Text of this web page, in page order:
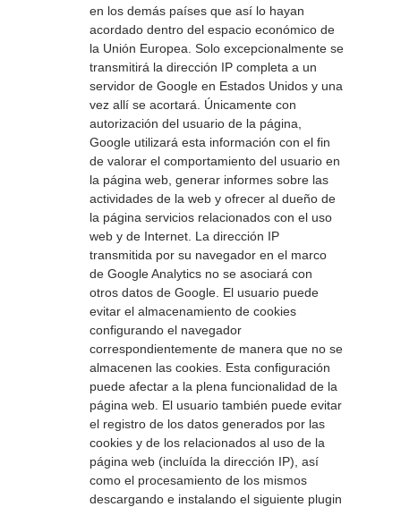
en los demás países que así lo hayan
acordado dentro del espacio económico de
la Unión Europea. Solo excepcionalmente se
transmitirá la dirección IP completa a un
servidor de Google en Estados Unidos y una
vez allí se acortará. Únicamente con
autorización del usuario de la página,
Google utilizará esta información con el fin
de valorar el comportamiento del usuario en
la página web, generar informes sobre las
actividades de la web y ofrecer al dueño de
la página servicios relacionados con el uso
web y de Internet. La dirección IP
transmitida por su navegador en el marco
de Google Analytics no se asociará con
otros datos de Google. El usuario puede
evitar el almacenamiento de cookies
configurando el navegador
correspondientemente de manera que no se
almacenen las cookies. Esta configuración
puede afectar a la plena funcionalidad de la
página web. El usuario también puede evitar
el registro de los datos generados por las
cookies y de los relacionados al uso de la
página web (incluída la dirección IP), así
como el procesamiento de los mismos
descargando e instalando el siguiente plugin